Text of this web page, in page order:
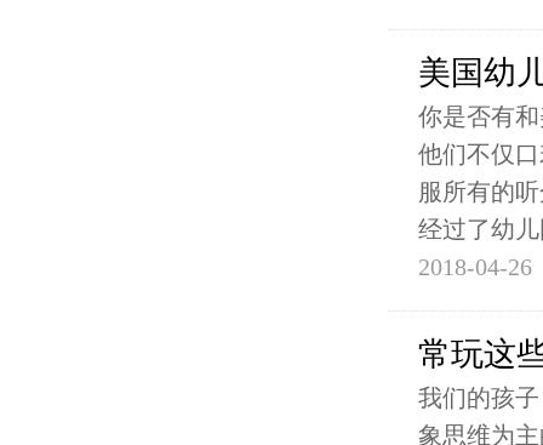
美国幼
你是否有
他们不仅
服所有的
经过了幼
2018-04-26
常玩这
我们的孩
象思维为